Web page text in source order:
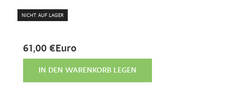
NICHT AUF LAGER
61,00 €Euro
IN DEN WARENKORB LEGEN